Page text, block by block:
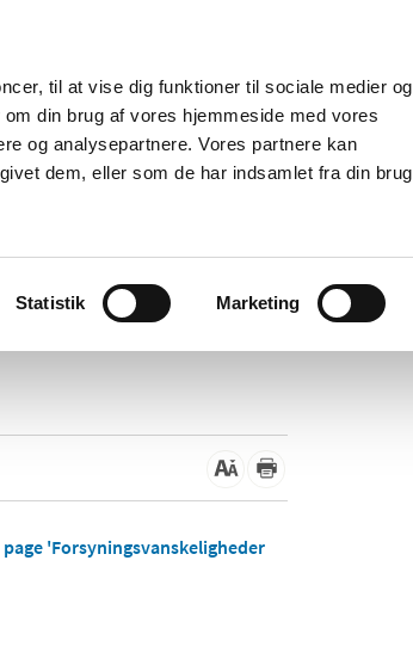
til at vise dig funktioner til sociale medier og
din brug af vores hjemmeside med vores
og analysepartnere. Vores partnere kan
dem, eller som de har indsamlet fra din brug
Statistik Marketing
News About us Contact us Publications
and
Pharmacies and sale of
Medical
not available
'Forsyningsvanskeligheder